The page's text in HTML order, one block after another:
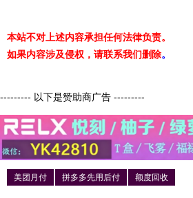
本站不对上述内容承担任何法律负责。
如果内容涉及侵权，请联系我们删除。
--------- 以下是赞助商广告 ---------
美团月付 拼多多先用后付 额度回收